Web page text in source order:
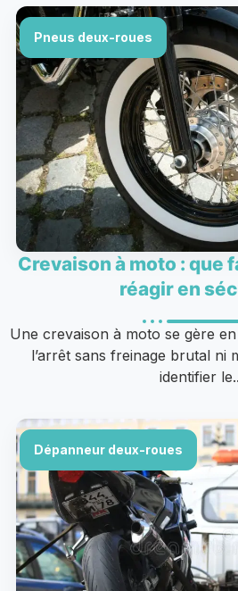
Pneus deux-roues
Crevaison à moto : que
réagir en
Une crevaison à moto se gère
l’arrêt sans freinage brutal
identifier le..
Dépanneur deux-roues